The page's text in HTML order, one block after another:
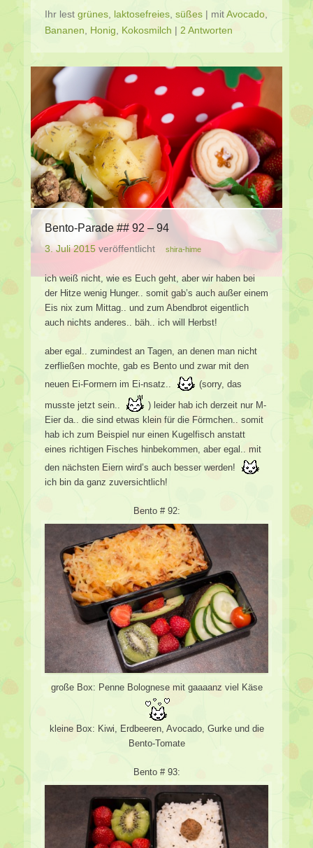
Ihr lest grünes laktosefreies süßes | mitAvocado
Bananen
Honig Kokosmilch | 2 Antworten
Bento-Parade ## 92 – 94
3. Juli 2015 veröffentlicht shira-hime
ich weiß nicht, wie es Euch geht, aber wir haben bei
der Hitze wenig Hunger.. somit gab’s auch außer einem
Eis nix zum Mittag.. und zum Abendbrot eigentlich
auch nichts anderes.. bäh.. ich will Herbst!
aber egal.. zumindest an Tagen, an denen man nicht
zerfließen mochte, gab es Bento und zwar mit den
neuen Ei-Formern im Ei-nsatz..
(sorry, das
musste jetzt sein..
) leider hab ich derzeit nur M-
Eier da.. die sind etwas klein für die Förmchen.. somit
hab ich zum Beispiel nur einen Kugelfisch anstatt
eines richtigen Fisches hinbekommen, aber egal.. mit
den nächsten Eiern wird’s auch besser werden!
ich bin da ganz zuversichtlich!
Bento # 92:
große Box: Penne Bolognese mit gaaaanz viel Käse
kleine Box: Kiwi, Erdbeeren, Avocado, Gurke und die
Bento-Tomate
Bento # 93: